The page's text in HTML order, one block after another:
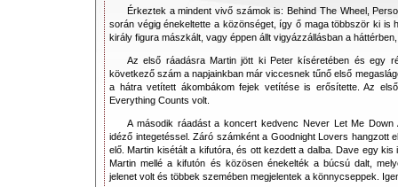
Érkeztek a mindent vivő számok is: Behind The Wheel,
során végig énekeltette a közönséget, így ő maga többször ki is
király figura mászkált, vagy éppen állt vigyázzállásban a
Az első ráadásra Martin jött ki Peter kíséretében és egy
következő szám a napjainkban már viccesnek tűnő első
a hátra vetített ákombákom fejek vetítése is erősítette. Az
Everything Counts volt.
A második ráadást a koncert kedvenc Never Let Me Down
idéző integetéssel. Záró számként a Goodnight Lovers hangzott
elő. Martin kisétált a kifutóra, és ott kezdett a dalba. Dave egy
Martin mellé a kifutón és közösen énekelték a búcsú dalt,
jelenet volt és többek szemében megjelentek a könnycseppek.